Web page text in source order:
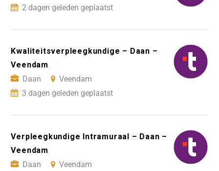
2 dagen geleden geplaatst
Kwaliteitsverpleegkundige – Daan –
Veendam
Daan
Veendam
3 dagen geleden geplaatst
Verpleegkundige Intramuraal – Daan –
Veendam
Daan
Veendam